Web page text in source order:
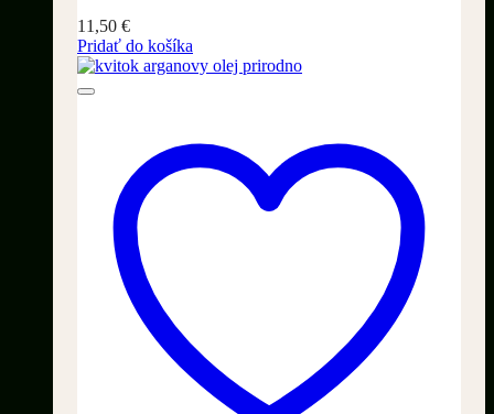
11,50 €
Pridať do košíka